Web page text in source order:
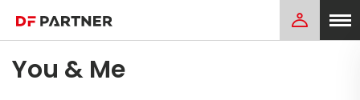
You & Me